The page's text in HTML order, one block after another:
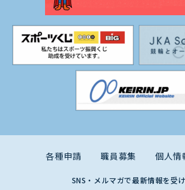
各種申請 職員募集 個人情
SNS・メルマガで最新情報を受